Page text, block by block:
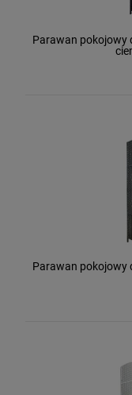
Parawan pokojowy
Parawan pokojowy